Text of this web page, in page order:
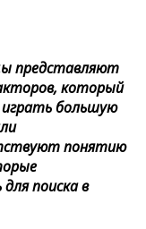
представляют
который
большую
понятию
поиска в